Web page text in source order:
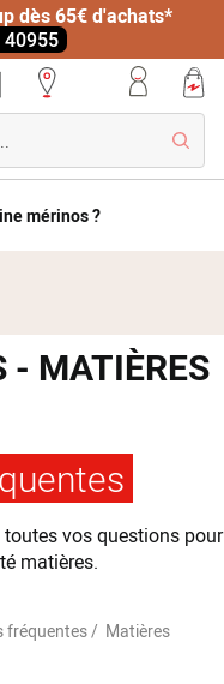
dès 65€ d'achats*
mérinos ?
- MATIÈRES
vos questions pour
matières.
fréquentes / Matières